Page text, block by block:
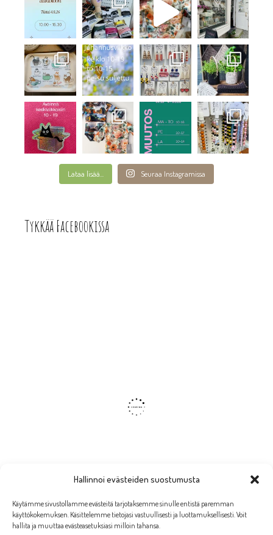
Hallinnoi evästeiden suostumusta
Käytämme sivustollamme evästeitä tarjotaksemme sinulle entistä paremman
käyttökokemuksen. Käsittelemme tietojasi vastuullisesti ja luottamuksellisesti. Voit
hallita ja muuttaa evästeasetuksiasi milloin tahansa.
Lataa lisää... Seuraa Instagramissa
Tykkää Facebookissa